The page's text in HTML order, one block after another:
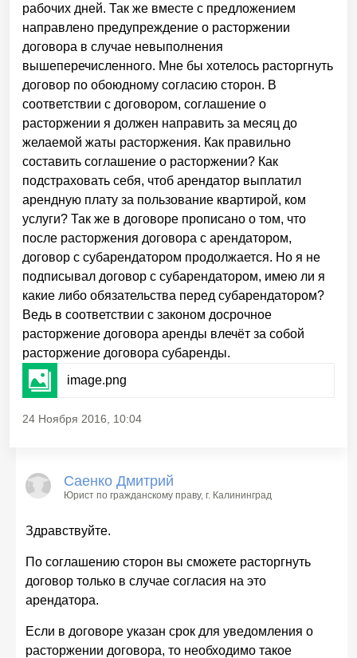
рабочих дней. Так же вместе с предложением
направлено предупреждение о расторжении
договора в случае невыполнения
вышеперечисленного. Мне бы хотелось расторгнуть
договор по обоюдному согласию сторон. В
соответствии с договором, соглашение о
расторжении я должен направить за месяц до
желаемой жаты расторжения. Как правильно
составить соглашение о расторжении? Как
подстраховать себя, чтоб арендатор выплатил
арендную плату за пользование квартирой, ком
услуги? Так же в договоре прописано о том, что
после расторжения договора с арендатором,
договор с субарендатором продолжается. Но я не
подписывал договор с субарендатором, имею ли я
какие либо обязательства перед субарендатором?
Ведь в соответствии с законом досрочное
расторжение договора аренды влечёт за собой
расторжение договора субаренды.
image.png
24 Ноября 2016, 10:04
Саенко Дмитрий
Юрист по гражданскому праву, г. Калининград
Здравствуйте.
По соглашению сторон вы сможете расторгнуть
договор только в случае согласия на это
арендатора.
Если в договоре указан срок для уведомления о
расторжении договора, то необходимо такое